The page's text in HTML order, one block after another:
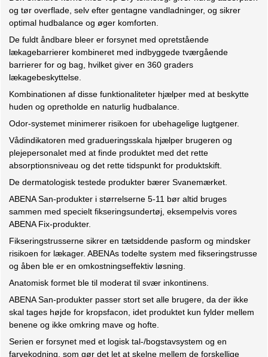
og tør overflade, selv efter gentagne vandladninger, og sikrer
optimal hudbalance og øger komforten.
De fuldt åndbare bleer er forsynet med opretstående
lækagebarrierer kombineret med indbyggede tværgående
barrierer for og bag, hvilket giver en 360 graders
lækagebeskyttelse.
Kombinationen af disse funktionaliteter hjælper med at beskytte
huden og opretholde en naturlig hudbalance.
Odor-systemet minimerer risikoen for ubehagelige lugtgener.
Vådindikatoren med gradueringsskala hjælper brugeren og
plejepersonalet med at finde produktet med det rette
absorptionsniveau og det rette tidspunkt for produktskift.
De dermatologisk testede produkter bærer Svanemærket.
ABENA San-produkter i størrelserne 5-11 bør altid bruges
sammen med specielt fikseringsundertøj, eksempelvis vores
ABENA Fix-produkter.
Fikseringstrusserne sikrer en tætsiddende pasform og mindsker
risikoen for lækager. ABENAs todelte system med fikseringstrusse
og åben ble er en omkostningseffektiv løsning.
Anatomisk formet ble til moderat til svær inkontinens.
ABENA San-produkter passer stort set alle brugere, da der ikke
skal tages højde for kropsfacon, idet produktet kun fylder mellem
benene og ikke omkring mave og hofte.
Serien er forsynet med et logisk tal-/bogstavsystem og en
farvekodning, som gør det let at skelne mellem de forskellige